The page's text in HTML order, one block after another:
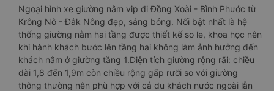
Ngoại hình xe giường nằm vip đi Đồng Xoài - Bình Phước từ
Krông Nô - Đắk Nông đẹp, sáng bóng. Nổi bật nhất là hệ
thống giường nằm hai tầng được thiết kế so le, khoa học nên
khi hành khách bước lên tầng hai không làm ảnh hưởng đến
khách nằm ở giường tầng 1.Diện tích giường rộng rãi: chiều
dài 1,8 đến 1,9m còn chiều rộng gấp rưỡi so với giường
thông thường nên phù hợp với cả du khách nước ngoài lẫn